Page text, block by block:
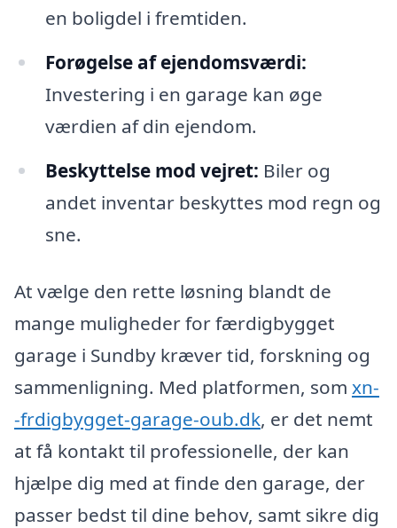
en boligdel i fremtiden.
Forøgelse af ejendomsværdi:
Investering i en garage kan øge
værdien af din ejendom.
Beskyttelse mod vejret: Biler og
andet inventar beskyttes mod regn og
sne.
At vælge den rette løsning blandt de
mange muligheder for færdigbygget
garage i Sundby kræver tid, forskning og
sammenligning. Med platformen, som xn-
-frdigbygget-garage-oub.dk, er det nemt
at få kontakt til professionelle, der kan
hjælpe dig med at finde den garage, der
passer bedst til dine behov, samt sikre dig